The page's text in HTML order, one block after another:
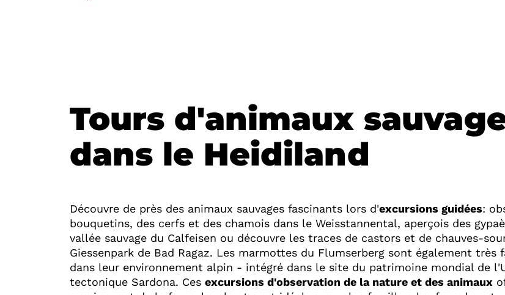
Tours d'animaux
dans le Heidiland
Découvre de près des animaux sauvages fascinants lors d'excursions guidées:
bouquetins, des cerfs et des chamois dans le Weisstannental, aperçois des
vallée sauvage du Calfeisen ou découvre les traces de castors et de chauves-
Giessenpark de Bad Ragaz. Les marmottes du Flumserberg sont également très
dans leur environnement alpin - intégré dans le site du patrimoine mondial de
tectonique Sardona. Ces excursions d'observation de la nature et des animaux